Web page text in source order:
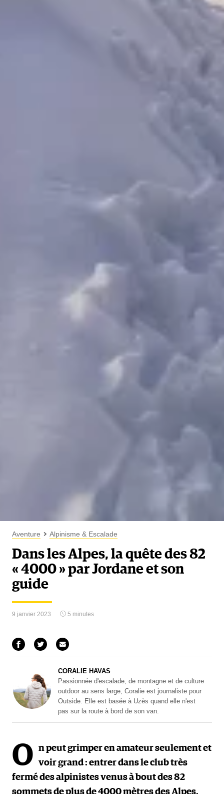
Aventure Alpinisme & Escalade
Dans les Alpes, la quête des 82
« 4000 » par Jordane et son
guide
9 janvier 2023 5 minutes
CORALIE HAVAS
Passionnée d'escalade, de montagne et de culture
outdoor au sens large, Coralie est journaliste pour
Outside. Elle est basée à Uzès quand elle n'est
pas sur la route à bord de son van.
O n peut grimper en amateur seulement et
voir grand : entrer dans le club très
fermé des alpinistes venus à bout des 82
sommets de plus de 4000 mètres des Alpes,